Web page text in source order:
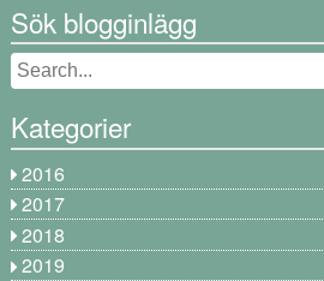
Sök blogginlägg
Kategorier
2016
2017
2018
2019